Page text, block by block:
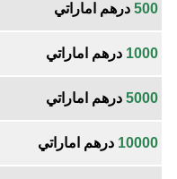
500 درهم اماراتي
1000 درهم اماراتي
5000 درهم اماراتي
10000 درهم اماراتي